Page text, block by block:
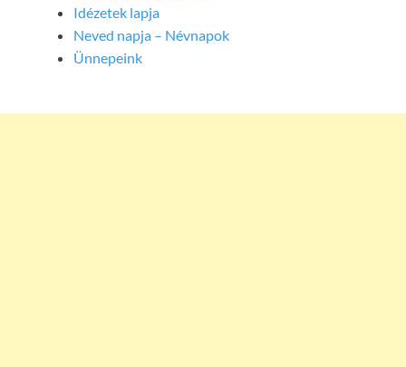
Idézetek lapja
Neved napja – Névnapok
Ünnepeink